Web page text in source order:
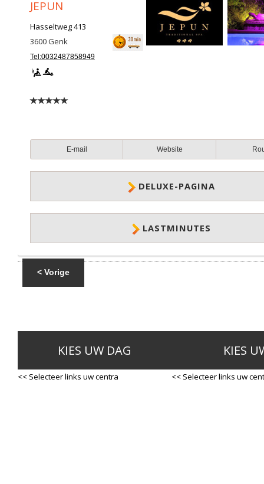
JEPUN
Hasseltweg 413
3600Genk
Tel:0032487858949
E-mail Website
DELUXE-PAGINA
LASTMINUTES
< Vorige
KIES UW DAG
<< Selecteer links uw centra
KIES
<< Selecteer links uw